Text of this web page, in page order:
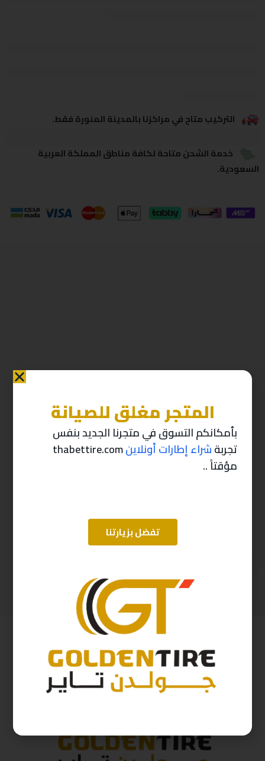
التركيب متاح في مراكزنا بالمدينة المنورة فقط.
خدمة الشحن متاحة لكافة مناطق المملكة العربية
السعودية.
منتجات ذات صله
( شامل الضريبة )
-10%
437ر.س 393
المتجر مغلق للصيانة
بأمكانكم التسوق في متجرنا الجديد بنفس
تجربةشراء إطارات أونلاينthabettire.com
مؤقتاً ..
تفضل بزيارتنا